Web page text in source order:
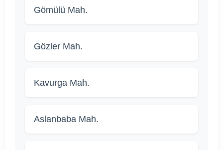
Gömülü Mah.
Gözler Mah.
Kavurga Mah.
Aslanbaba Mah.